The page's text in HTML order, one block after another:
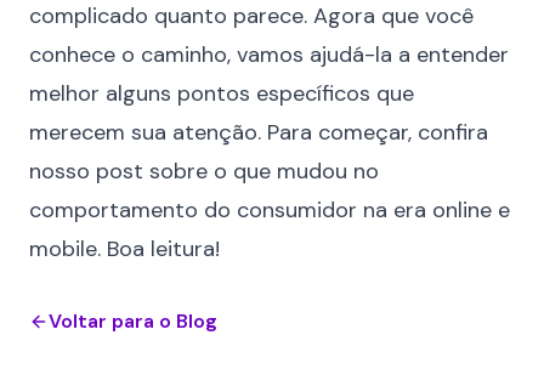
complicado quanto parece. Agora que você
conhece o caminho, vamos ajudá-la a entender
melhor alguns pontos específicos que
merecem sua atenção. Para começar, confira
nosso post sobre o que mudou no
comportamento do consumidor na era online e
mobile. Boa leitura!
Voltar para o Blog